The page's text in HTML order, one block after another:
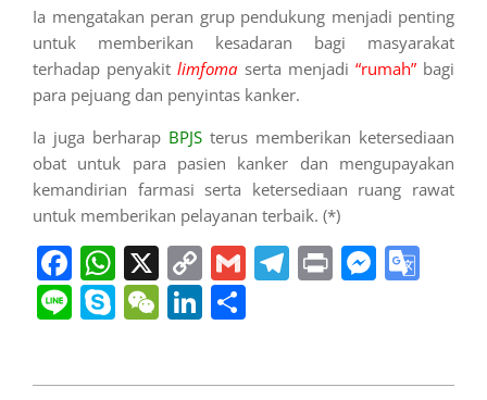
Ia mengatakan peran grup pendukung menjadi penting
untuk memberikan kesadaran bagi masyarakat
terhadap penyakitlimfoma serta menjadi “rumah”bagi
para pejuang dan penyintas kanker.
Ia juga berharap BPJS terus memberikan ketersediaan
obat untuk para pasien kanker dan mengupayakan
kemandirian farmasi serta ketersediaan ruang rawat
untuk memberikan pelayanan terbaik. (*)
Facebook
WhatsApp
X Copy
Link
GmailTelegram
Print
LineSkypeWeChat
LinkedIn